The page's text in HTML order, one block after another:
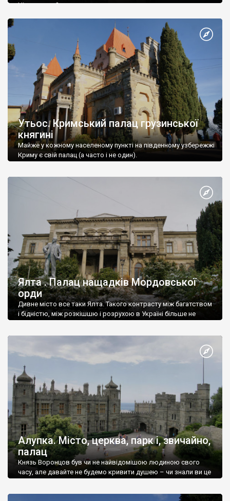
Ніжин греки?
Утьос. Кримський палац грузинської
княгині
Майже у кожному населеному пункті на південному узбережжі
Криму є свій палац (а часто і не один).
Ялта . Палац нащадків Мордовської
орди
Дивне місто все таки Ялта. Такого контрасту між багатством
і бідністю, між розкішшю і розрухою в Україні більше не
Алупка. Місто, церква, парк і, звичайно,
палац
Князь Воронцов був чи не найвідомішою людиною свого
часу, але давайте не будемо кривити душею – чи знали ви це